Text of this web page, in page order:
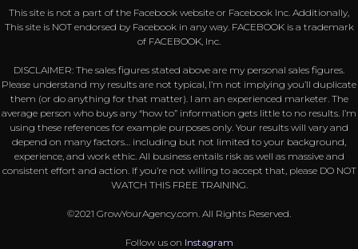
This site is not a part of the Facebook website or Facebook Inc. Additionally,
This site is NOT endorsed by Facebook in any way. FACEBOOK is a trademark
of FACEBOOK, Inc.
DISCLAIMER: The sales figures stated above are my personal sales figures.
Please understand my results are not typical, I’m not implying you’ll duplicate
them (or do anything for that matter). I am an experienced marketer. The
average person who buys any “how to” information gets little to no results. I’m
using these references for example purposes only. Your results will vary and
depend on many factors… including but not limited to your background,
experience, and work ethic. All business entails risk as well as massive and
consistent effort and action. If you’re not willing to accept that, please DO NOT
WATCH THIS FREE TRAINING.
©2021 GrowYourAgency.com. All Rights Reserved.
Follow us on Instagram